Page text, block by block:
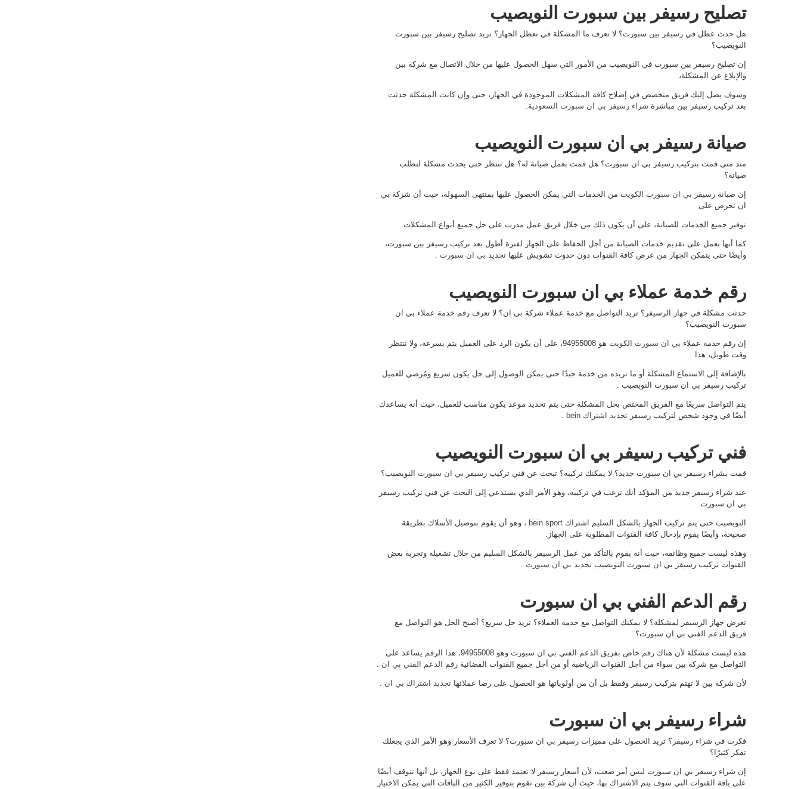
تصليح رسيفر بين سبورت النويصيب
هل حدث عطل في رسيفر بين سبورت؟ لا تعرف ما المشكلة في تعطل الجهاز؟ تريد تصليح رسيفر بين سبورت
النويصيب؟
إن تصليح رسيفر بين سبورت في النويصيب من الأمور التي سهل الحصول عليها من خلال الاتصال مع شركة بين
والإبلاغ عن المشكلة،
وسوف يصل إليك فريق متخصص في إصلاح كافة المشكلات الموجودة في الجهاز، حتى وإن كانت المشكلة حدثت
بعد تركيب رسيفر بين مباشرة شراء رسيفر بي ان سبورت السعودية
صيانة رسيفر بي ان سبورت النويصيب
منذ متى قمت بتركيب رسيفر بي ان سبورت؟ هل قمت بعمل صيانة له؟ هل تنتظر حتى يحدث مشكلة لتطلب
صيانة؟
إن صيانة رسيفر بي ان سبورت الكويت من الخدمات التي يمكن الحصول عليها بمنتهى السهولة، حيث أن شركة بي
ان تحرص على
توفير جميع الخدمات للصيانة، على أن يكون ذلك من خلال فريق عمل مدرب على حل جميع أنواع المشكلات.
كما أنها تعمل على تقديم خدمات الصيانة من أجل الحفاظ على الجهاز لفترة أطول بعد تركيب رسيفر بين سبورت،
وأيضًا حتى يتمكن الجهاز من عرض كافة القنوات دون حدوث تشويش عليها تجديد بي ان سبورت
رقم خدمة عملاء بي ان سبورت النويصيب
حدثت مشكلة في جهاز الرسيفر؟ تريد التواصل مع خدمة عملاء شركة بي ان؟ لا تعرف رقم خدمة عملاء بي ان
سبورت النويصيب؟
إن رقم خدمة عملاء بي ان سبورت الكويت
هو 94955008، على أن يكون الرد على العميل يتم بسرعة، ولا تنتظر
وقت طويل، هذا
بالإضافة إلى الاستماع المشكلة أو ما تريده من خدمة جيدًا حتى يمكن الوصول إلى حل يكون سريع ومُرضي للعميل
تركيب رسيفر بي ان سبورت النويصيب .
يتم التواصل سريعًا مع الفريق المختص بحل المشكلة حتى يتم تحديد موعد يكون مناسب للعميل، حيث أنه يساعدك
أيضًا في وجود شخص لتركيب رسيفر تجديد اشتراك bein
فني تركيب رسيفر بي ان سبورت النويصيب
قمت بشراء رسيفر بي ان سبورت جديد؟ لا يمكنك تركيبه؟ تبحث عن فني تركيب رسيفر بي ان سبورت النويصيب؟
عند شراء رسيفر جديد من المؤكد أنك ترغب في تركيبه، وهو الأمر الذي يستدعي إلى البحث عن فني تركيب رسيفر
بي ان سبورت
النويصيب حتى يتم تركيب الجهاز بالشكل السليم اشتراك bein sport
، وهو أن يقوم بتوصيل الأسلاك بطريقة
صحيحة، وأيضًا يقوم بإدخال كافة القنوات المطلوبة على الجهاز.
وهذه ليست جميع وظائفه، حيث أنه يقوم بالتأكد من عمل الرسيفر بالشكل السليم من خلال تشغيله وتجربة بعض
القنوات تركيب رسيفر بي ان سبورت النويصيب تجديد بي ان سبورت
رقم الدعم الفني بي ان سبورت
تعرض جهاز الرسيفر لمشكلة؟ لا يمكنك التواصل مع خدمة العملاء؟ تريد حل سريع؟ أصبح الحل هو التواصل مع
فريق الدعم الفني بي ان سبورت؟
هذه ليست مشكلة لأن هناك رقم خاص بفريق الدعم الفني بي ان سبورت وهو 94955008، هذا الرقم يساعد على
التواصل مع شركة بين سواء من أجل القنوات الرياضية أو من أجل جميع القنوات الفضائية رقم الدعم الفني بي ان
لأن شركة بين لا تهتم بتركيب رسيفر وفقط بل أن من أولوياتها هو الحصول على رضا عملائها تجديد اشتراك بي ان
شراء رسيفر بي ان سبورت
فكرت في شراء رسيفر؟ تريد الحصول على مميزات رسيفر بي ان سبورت؟ لا تعرف الأسعار وهو الأمر الذي يجعلك
تفكر كثيرًا؟
إن شراء رسيفر بي ان سبورت ليس أمر صعب، لأن أسعار رسيفر لا تعتمد فقط على نوع الجهاز، بل أنها تتوقف أيضًا
على باقة القنوات التي سوف يتم الاشتراك بها، حيث أن شركة بين تقوم بتوفير الكثير من الباقات التي يمكن الاختيار